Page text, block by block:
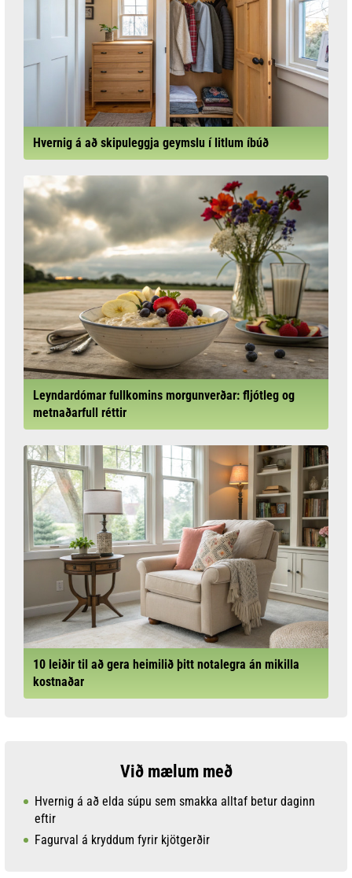
Hvernig á að skipuleggja geymslu í litlum íbúð
Leyndardómar fullkomins morgunverðar: fljótleg og
metnaðarfull réttir
10 leiðir til að gera heimilið þitt notalegra án mikilla
kostnaðar
Við mælum með
Hvernig á að elda súpu sem smakka alltaf betur daginn
eftir
Fagurval á kryddum fyrir kjötgerðir